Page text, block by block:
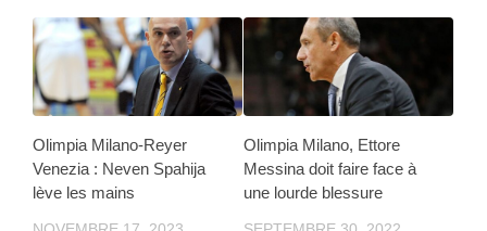
Olimpia Milano-Reyer
Venezia : Neven Spahija
lève les mains
Olimpia Milano, Ettore
Messina doit faire face à
une lourde blessure